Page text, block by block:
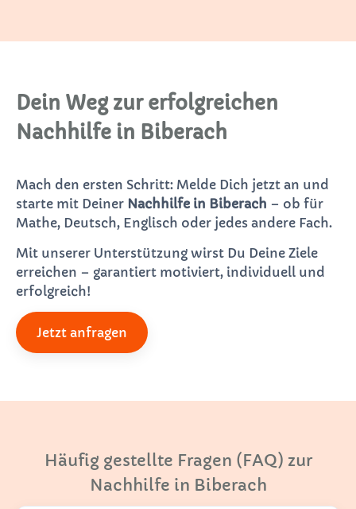
Dein Weg zur erfolgreichen
Nachhilfe in Biberach
Mach den ersten Schritt: Melde Dich jetzt an und
starte mit Deiner Nachhilfe in Biberach – ob für
Mathe, Deutsch, Englisch oder jedes andere Fach.
Mit unserer Unterstützung wirst Du Deine Ziele
erreichen – garantiert motiviert, individuell und
erfolgreich!
Jetzt anfragen
Häufig gestellte Fragen (FAQ) zur
Nachhilfe in Biberach